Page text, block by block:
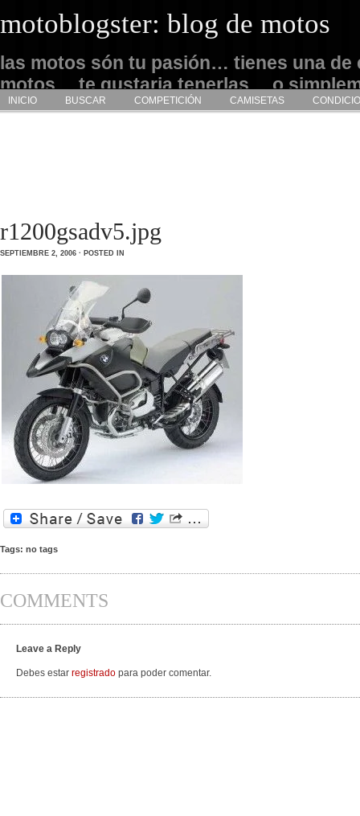
motoblogster: blog de motos
las motos són tu pasión… tienes una de
motos… te gustaria tenerlas… o
admirarlas… este es tu sitio
INICIO BUSCAR COMPETICIÓN CAMISETAS
r1200gsadv5.jpg
SEPTIEMBRE 2, 2006 · POSTED IN
Tags: no tags
COMMENTS
Leave a Reply
Debes estar registrado para poder comentar.